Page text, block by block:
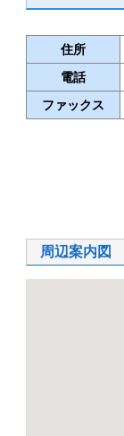
住所
電話
ファックス
周辺案内図